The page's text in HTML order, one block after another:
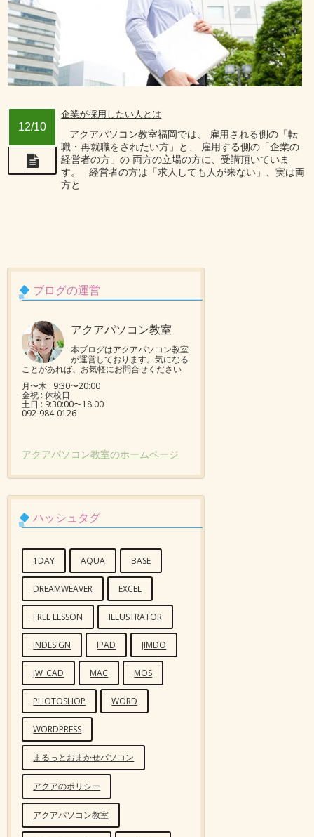
12/10
企業が採用したい人とは
アクアパソコン教室福岡では、 雇用される側の「転
職・再就職をされたい方」と、 雇用する側の「企業の
経営者の方」の 両方の立場の方に、受講頂いていま
す。 経営者の方は「求人しても人が来ない」、実は両
方と
ブログの運営
アクアパソコン教室
本ブログはアクアパソコン教室
が運営しております。気になる
ことがあれば、お気軽にお問合せください
月〜木 : 9:30〜20:00
金祝 : 休校日
土日 : 9:30:00〜18:00
092-984-0126
アクアパソコン教室のホームページ
ハッシュタグ
1DAY AQUA BASE
DREAMWEAVER EXCEL
FREE LESSON ILLUSTRATOR
INDESIGN IPAD JIMDO
JW_CAD MAC MOS
PHOTOSHOP WORD
WORDPRESS
まるっとおまかせパソコン
アクアのポリシー
アクアパソコン教室